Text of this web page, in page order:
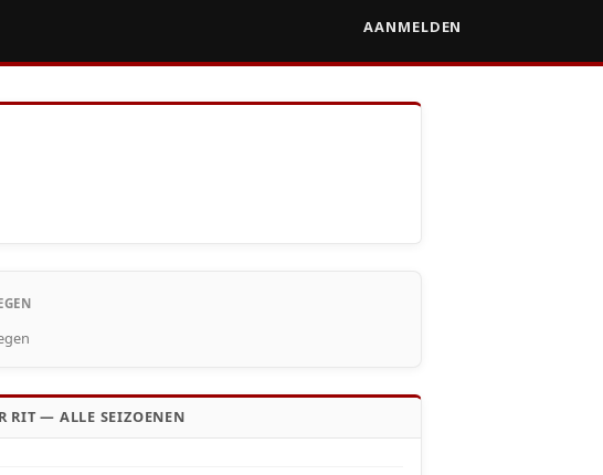
AANMELDEN
RIT — ALLE SEIZOENEN